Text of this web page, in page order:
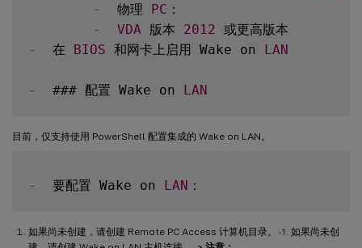
-
  物理
PC ：
-
VDA 版本 2012
-
  在
BIOS 和网卡上启用 Wake on LAN
-
  ### 配置 Wake on
LAN
目前，仅支持使用 PowerShell 配置集成的 Wake on LAN。
-
  要配置 Wake on
LAN
如果尚未创建，请创建 Remote PC Access 计算机目录。 - 1. 如果尚未创